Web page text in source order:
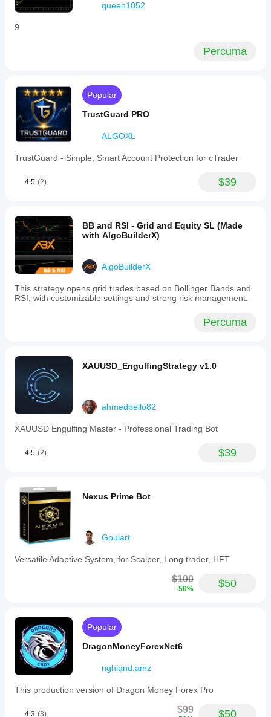
queen1052
9
Percuma
Popular
TrustGuard PRO
ALGOXL
TrustGuard - Simple, Smart Account Protection for cTrader
4.5 (2) $39
BB and RSI - Grid and Equity SL (Made
with AlgoBuilderX)
AlgoBuilderX
This strategy opens grid trades based on Bollinger Bands and
RSI, with customizable settings and strong risk management.
Percuma
XAUUSD_EngulfingStrategy v1.0
ahmedbello82
XAUUSD Engulfing Master - Professional Trading Bot
4.5 (2) $39
Nexus Prime Bot
Goulart
Versatile Adaptive System, for Scalper, Long trader, HFT
$100
-50% $50
Popular
DragonMoneyForexNet6
nghiand.amz
This production version of Dragon Money Forex Pro
4.3 (3) $99 $50